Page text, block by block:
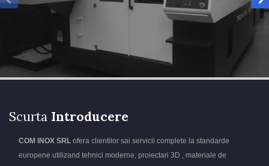
Scurta Introducere
COM INOX SRL ofera clientilor sai servicii complete la standarde
europene utilizand tehnici moderne, proiectari 3D , materiale de